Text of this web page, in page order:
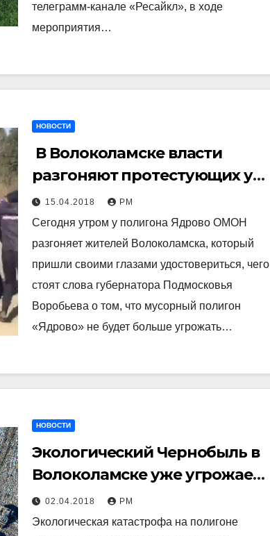
телеграмм-канале «Ресайкл», в ходе
мероприятия…
НОВОСТИ
В Волоколамске власти
разгоняют протестующих у
«закрытой» свалки «Ядрово»
15.04.2018 РМ
Сегодня утром у полигона Ядрово ОМОН
разгоняет жителей Волоколамска, который
пришли своими глазами удостовериться, чего
стоят слова губернатора Подмосковья
Воробьева о том, что мусорный полигон
«Ядрово» не будет больше угрожать…
НОВОСТИ
Экологический Чернобыль в
Волоколамске уже угрожает
Москве
02.04.2018 РМ
Экологическая катастрофа на полигоне